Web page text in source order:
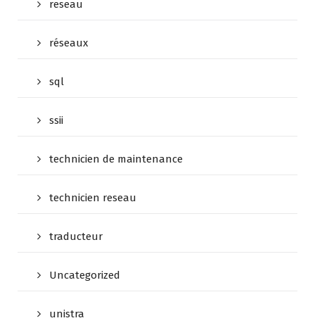
reseau
réseaux
sql
ssii
technicien de maintenance
technicien reseau
traducteur
Uncategorized
unistra